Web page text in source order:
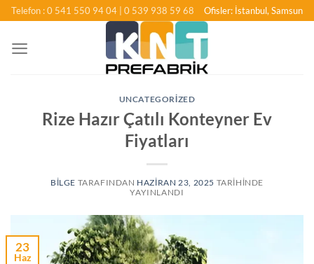
İçeriğe
Telefon : 0 541 550 94 04 | 0 539 938 59 68 Ofisler: İstanbul, Samsun
UNCATEGORIZED
Rize Hazır Çatılı Konteyner Ev
Fiyatları
BILGE TARAFINDAN HAZIRAN 23, 2025 TARIHINDE
YAYINLANDI
23
Haz